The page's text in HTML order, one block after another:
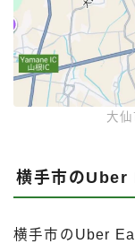
大
横手市のUber
横手市のUber